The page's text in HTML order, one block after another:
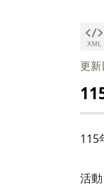
更
115
活